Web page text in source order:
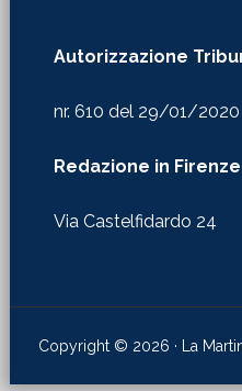
Redazione in Firenze
Via Castelfidardo 24